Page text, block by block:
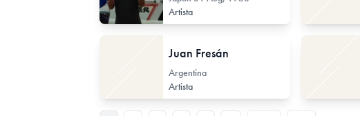
Artista
Juan Fresán
Argentina
Artista